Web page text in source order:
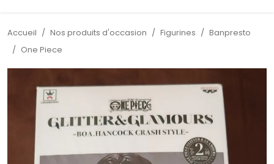
Accueil Nos produits d'occasion Figurines
Banpresto
One Piece